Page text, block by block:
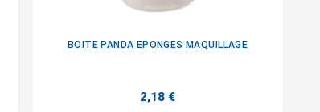
BOITE PANDA EPONGES MAQUILLAGE
2,18 €